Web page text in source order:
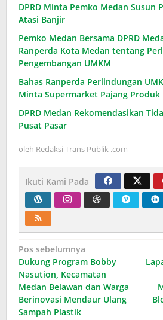
DPRD Minta Pemko Medan Susun
Atasi Banjir
Pemko Medan Bersama DPRD
Ranperda Kota Medan tentang
Pengembangan UMKM
Bahas Ranperda Perlindungan
Minta Supermarket Pajang Produk
DPRD Medan Rekomendasikan
Pusat Pasar
oleh Redaksi Trans Publik .com
Ikuti Kami Pada
Navigasi
pos
Pos sebelumnya
Dukung Program Bobby
Nasution, Kecamatan
Medan Belawan dan Warga
Berinovasi Mendaur Ulang
Sampah Plastik